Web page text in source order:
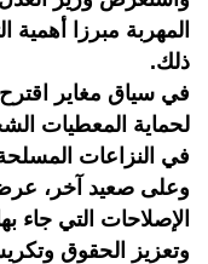
المهربة مبرزا
ذلك.
في سياق مغاير اقترح
لحماية المعطيات
في النزاعات
وعلى صعيد آخر،
الإصلاحات التي جاء
وتعزيز الحقوق